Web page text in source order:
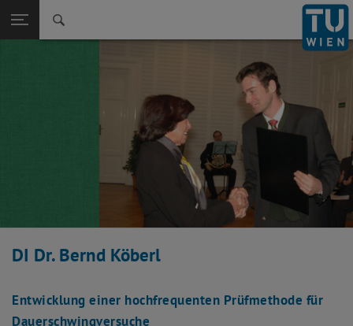
Seitennavigation öffnen
Zurück
DI Dr. Bernd Köberl
Entwicklung einer hochfrequenten Prüfmethode für
Dauerschwingversuche